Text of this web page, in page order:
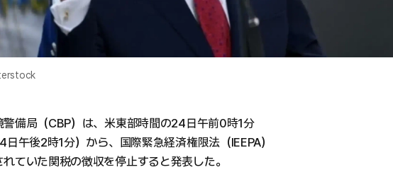
警備局（CBP）は、米東部時間の24日午前0時1分
日午後2時1分）から、国際緊急経済権限法（IEEPA）
ていた関税の徴収を停止すると発表した。